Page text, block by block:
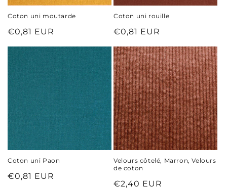
Coton uni moutarde
Prix
€0,81 EUR
Coton uni rouille
Prix
€0,81 EUR
Coton uni Paon
Prix
€0,81 EUR
Velours côtelé, Marron, Velours
de coton
Prix
€2,40 EUR